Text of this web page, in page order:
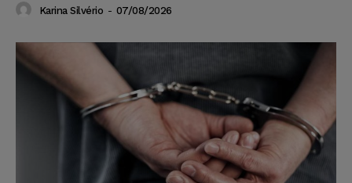
Karina Silvério - 07/08/2026